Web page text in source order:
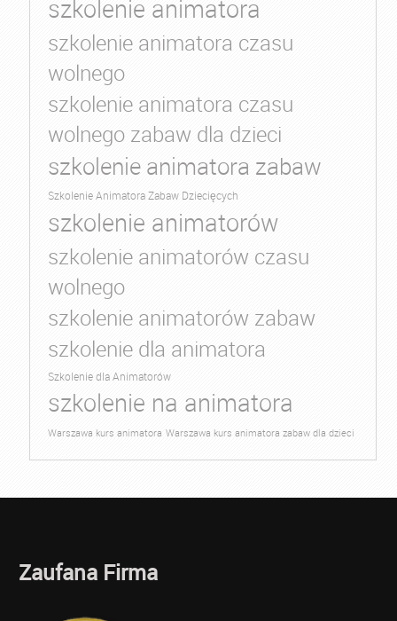
szkolenie animatora
szkolenie animatora czasu
wolnego
szkolenie animatora czasu
wolnego zabaw dla dzieci
szkolenie animatora zabaw
Szkolenie Animatora Zabaw Dziecięcych
szkolenie animatorów
szkolenie animatorów czasu
wolnego
szkolenie animatorów zabaw
szkolenie dla animatora
Szkolenie dla Animatorów
szkolenie na animatora
Warszawa kurs animatora Warszawa kurs animatora zabaw dla dzieci
Zaufana Firma